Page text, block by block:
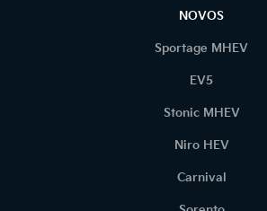
NOVOS
Sportage MHEV
EV5
Stonic MHEV
Niro HEV
Carnival